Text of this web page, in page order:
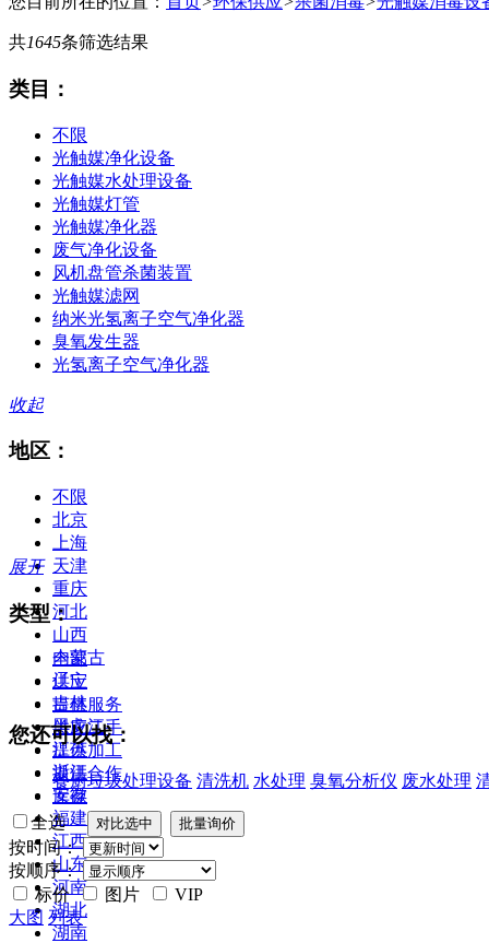
共1645条筛选结果
类目：
不限
光触媒净化设备
光触媒水处理设备
光触媒灯管
光触媒净化器
废气净化设备
风机盘管杀菌装置
光触媒滤网
纳米光氢离子空气净化器
臭氧发生器
光氢离子空气净化器
收起
地区：
不限
北京
上海
天津
重庆
河北
山西
内蒙古
辽宁
吉林
黑龙江
江苏
浙江
安徽
福建
江西
山东
河南
湖北
湖南
展开
类型：
全部
供应
提供服务
供应二手
提供加工
提供合作
库存
您还可以找：
餐厨垃圾处理设备 清洗机 水处理 臭氧分析仪 废水处理
全选
按时间：
按顺序：
标价
图片
VIP
大图 列表